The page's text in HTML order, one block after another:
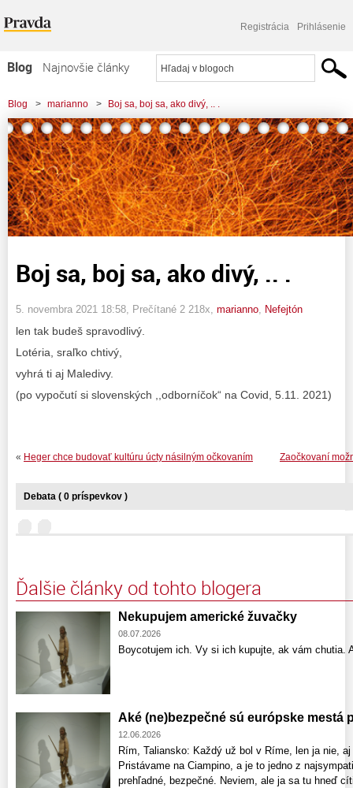
Registrácia Prihlásenie
Blog
Najnovšie články
Najčítanejšie články
Najkomentovanejšie články
Zoznam blogov
Komerčné blogy
Blog > marianno > Boj sa, boj sa, ako divý, .. .
Boj sa, boj sa, ako divý, .. .
5. novembra 2021 18:58 , Prečítané 2 218x, marianno Nefejtón
len tak budeš spravodlivý.
Lotéria, sraľko chtivý,
vyhrá ti aj Maledivy.
(po vypočutí si slovenských ,,odborníčok“ na Covid, 5.11. 2021)
Zaočkovaní
« Heger chce budovať kultúru úcty násilným očkovaním
Debata ( 0 príspevkov )
Ďalšie články od tohto blogera
Nekupujem americké žuvačky
08.07.2026
Boycotujem ich. Vy si ich kupujte, ak vám chutia.
Aké (ne)bezpečné sú európske mestá
12.06.2026
Rím, Taliansko: Každý už bol v Ríme, len ja nie,
Pristávame na Ciampino, a je to jedno z
prehľadné, bezpečné. Neviem, ale ja sa tu hneď